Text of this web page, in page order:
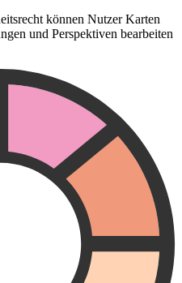
können Nutzer Karten
und Perspektiven bearbeiten